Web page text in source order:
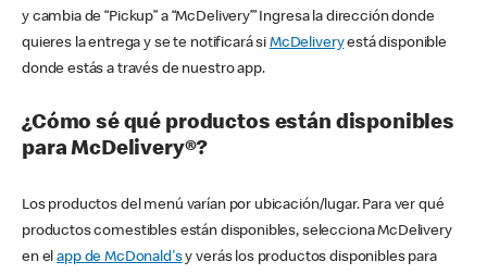
y cambia de “Pickup” a “McDelivery’” Ingresa la dirección donde
quieres la entrega y se te notificará si McDeliveryestá disponible
donde estás a través de nuestro app.
¿Cómo sé qué productos están disponibles
para McDelivery®?
Los productos del menú varían por ubicación/lugar. Para ver qué
productos comestibles están disponibles, selecciona McDelivery
en elapp de McDonald'sy verás los productos disponibles para